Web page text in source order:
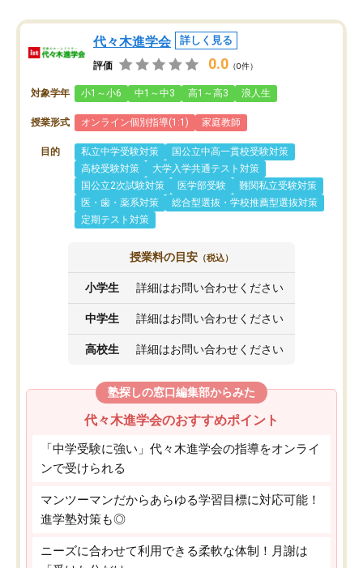
代々木進学会 詳しく見る
評価 0.0 （0件）
対象学年 小1～小6 中1～中3 高1～高3 浪人生
授業形式 オンライン個別指導(1:1) 家庭教師
目的 私立中学受験対策
国公立中高一貫校受験対策
高校受験対策
大学入学共通テスト対策
国公立2次試験対策
医学部受験
難関私立受験対策
医・歯・薬系対策
総合型選抜・学校推薦型選抜対策
定期テスト対策
授業料の目安 （税込）
小学生 詳細はお問い合わせください
中学生 詳細はお問い合わせください
高校生 詳細はお問い合わせください
塾探しの窓口編集部からみた
代々木進学会のおすすめポイント
「中学受験に強い」代々木進学会の指導をオンライ
ンで受けられる
マンツーマンだからあらゆる学習目標に対応可能！
進学塾対策も◎
ニーズに合わせて利用できる柔軟な体制！月謝は